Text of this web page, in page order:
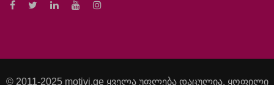
© 2011-2025 motivi.ge ყველა უფლება დაცულია. ყოფილი